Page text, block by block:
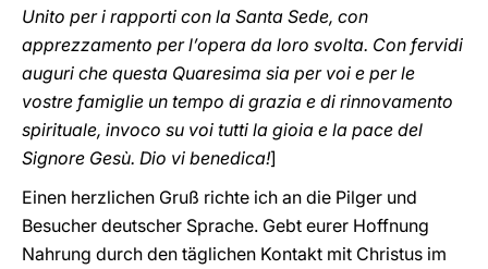
Unito per i rapporti con la Santa Sede, con
apprezzamento per l’opera da loro svolta. Con fervidi
auguri che questa Quaresima sia per voi e per le
vostre famiglie un tempo di grazia e di rinnovamento
spirituale, invoco su voi tutti la gioia e la pace del
Signore Gesù. Dio vi benedica!]
Einen herzlichen Gruß richte ich an die Pilger und
Besucher deutscher Sprache. Gebt eurer Hoffnung
Nahrung durch den täglichen Kontakt mit Christus im